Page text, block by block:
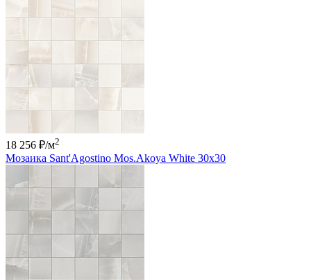
18 256 ₽/м2
Мозаика Sant'Agostino Mos.Akoya White 30x30